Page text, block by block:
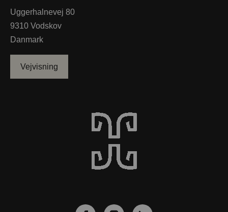
Uggerhalnevej 80
9310 Vodskov
Danmark
Vejvisning